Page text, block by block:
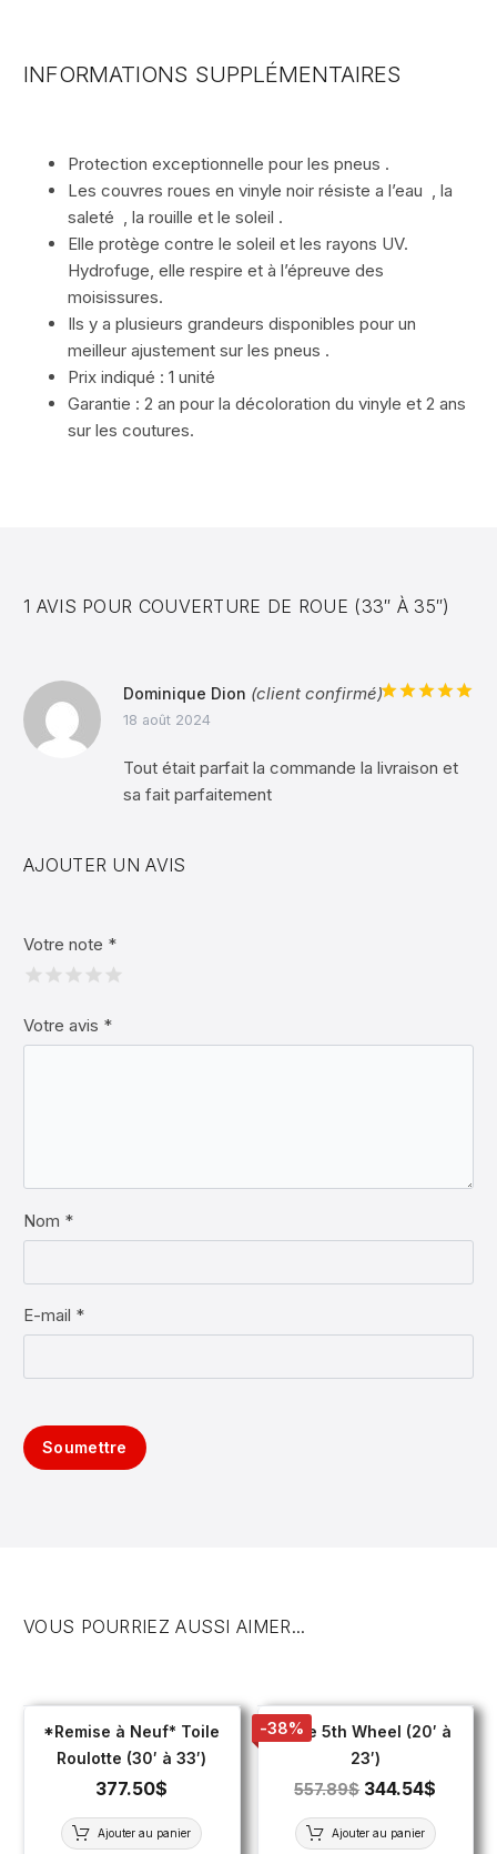
INFORMATIONS SUPPLÉMENTAIRES
Protection exceptionnelle pour les pneus .
Les couvres roues en vinyle noir résiste a l’eau , la
saleté , la rouille et le soleil .
Elle protège contre le soleil et les rayons UV.
Hydrofuge, elle respire et à l’épreuve des
moisissures.
Ils y a plusieurs grandeurs disponibles pour un
meilleur ajustement sur les pneus .
Prix indiqué : 1 unité
Garantie : 2 an pour la décoloration du vinyle et 2 ans
sur les coutures.
1 AVIS POUR COUVERTURE DE ROUE (33″ À 35″)
Dominique Dion (client confirmé)
18 août 2024
Tout était parfait la commande la livraison et
sa fait parfaitement
AJOUTER UN AVIS
Votre note *
Votre avis *
Nom *
E-mail *
Soumettre
VOUS POURRIEZ AUSSI AIMER...
*Remise à Neuf* Toile
Roulotte (30′ à 33′)
377.50$
Ajouter au panier
-38%
Toile 5th Wheel (20′ à
23′)
557.89$ 344.54$
Ajouter au panier